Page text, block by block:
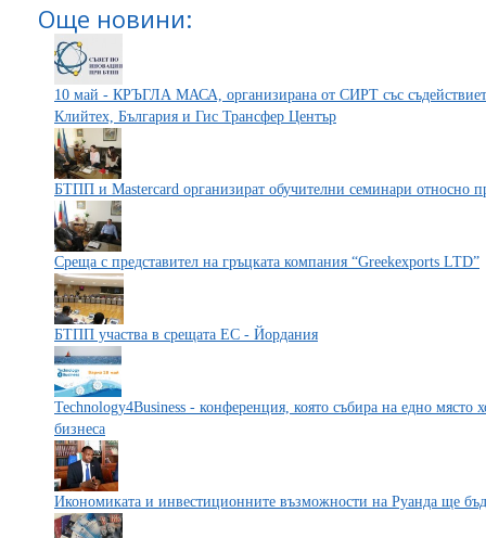
Още новини:
10 май - КРЪГЛА МАСА, организирана от СИРТ със
Клийтех, България и Гис Трансфер Център
БТПП и Mastercard организират обучителни семинари относно
Среща с представител на гръцката компания “Greekexports LTD”
БТПП участва в срещата ЕС - Йордания
Technology4Business - конференция, която събира на едно място
бизнеса
Икономиката и инвестиционните възможности на Руанда ще